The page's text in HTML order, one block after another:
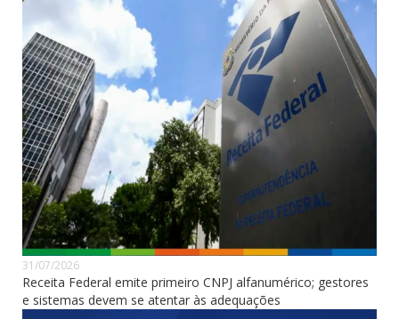
31/07/2026
Receita Federal emite primeiro CNPJ alfanumérico; gestores
e sistemas devem se atentar às adequações